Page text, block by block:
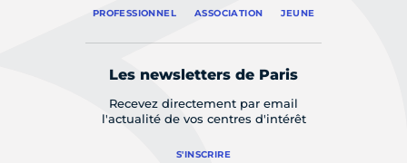
PROFESSIONNEL ASSOCIATION JEUNE
Les newsletters de Paris
Recevez directement par email
l'actualité de vos centres d'intérêt
S'INSCRIRE